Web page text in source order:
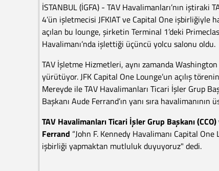
İSTANBUL (İGFA) - TAV Havalimanları’nın
4’ün işletmecisi JFKIAT ve Capital One işbirliğiyle
açılan bu lounge, şirketin Terminal 1’deki
Havalimanı’nda işlettiği üçüncü yolcu salonu oldu.
TAV İşletme Hizmetleri, aynı zamanda
yürütüyor. JFK Capital One Lounge’un açılış
Mereyde ile TAV Havalimanları Ticari İşler Grup
Başkanı Aude Ferrand’ın yanı sıra
TAV Havalimanları Ticari İşler Grup Başkanı
Ferrand “John F. Kennedy Havalimanı Capital
işbirliği yapmaktan mutluluk duyuyoruz" dedi.